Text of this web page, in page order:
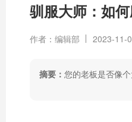
驯服大师：如
作者：编辑部 2023-11-
摘要： 您的老板是否像